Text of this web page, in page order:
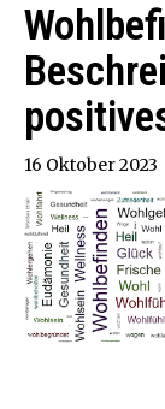
16 Oktober 2023